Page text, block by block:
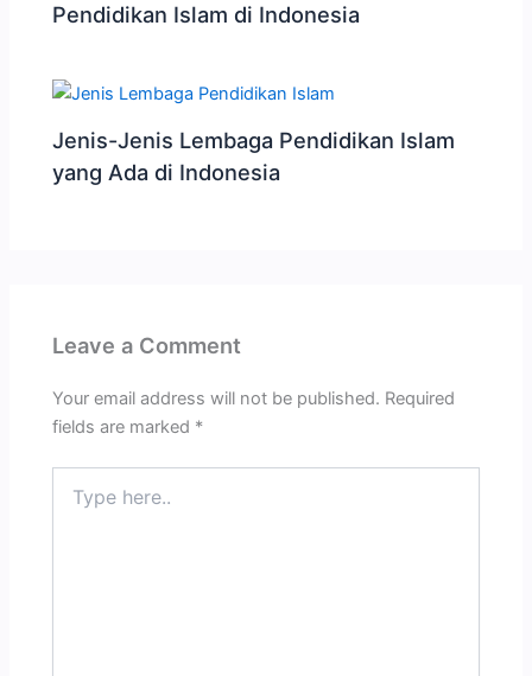
Pendidikan Islam di Indonesia
Jenis-Jenis Lembaga Pendidikan Islam
yang Ada di Indonesia
Leave a Comment
Your email address will not be published. Required
fields are marked *
here..